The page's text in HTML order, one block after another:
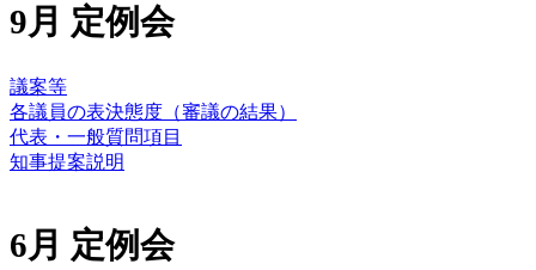
9月 定例会
議案等
各議員の表決態度（審議の結果）
代表・一般質問項目
知事提案説明
6月 定例会